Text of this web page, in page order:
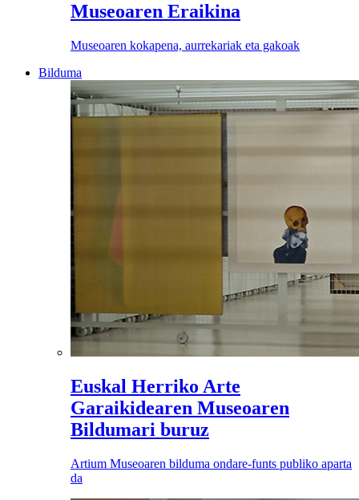
Museoaren Eraikina
Museoaren kokapena, aurrekariak eta gakoak
Bilduma
Euskal Herriko Arte
Garaikidearen Museoaren
Bildumari buruz
Artium Museoaren bilduma ondare-funts publiko aparta
da